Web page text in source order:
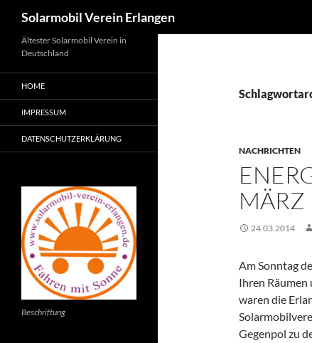
Zum
Inhalt
springen
Solarmobil Verein Erlangen
NACHRICHTEN
MÄRZ
24.03.2014
Am Sonntag
Ihren Räumen
waren die
Gegenpol zu
Ältester Solarmobil Verein in
Deutschland
HOME
IMPRESSUM
DATENSCHUTZERKLÄRUNG
Beschriftung